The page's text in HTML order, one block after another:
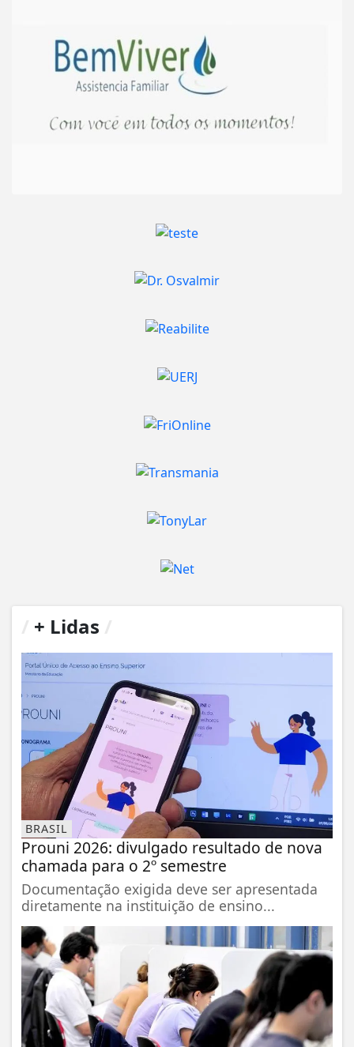
+ Lidas
BRASIL
Prouni 2026: divulgado resultado de nova
chamada para o 2º semestre
Documentação exigida deve ser apresentada
diretamente na instituição de ensino...